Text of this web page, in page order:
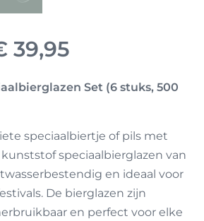
60,00.
39,95
prijs
€ 39,95.
Set (6 stuks, 500
speciaalbiertje of pils met
speciaalbierglazen van
en ideaal voor
De bierglazen zijn
en perfect voor elke